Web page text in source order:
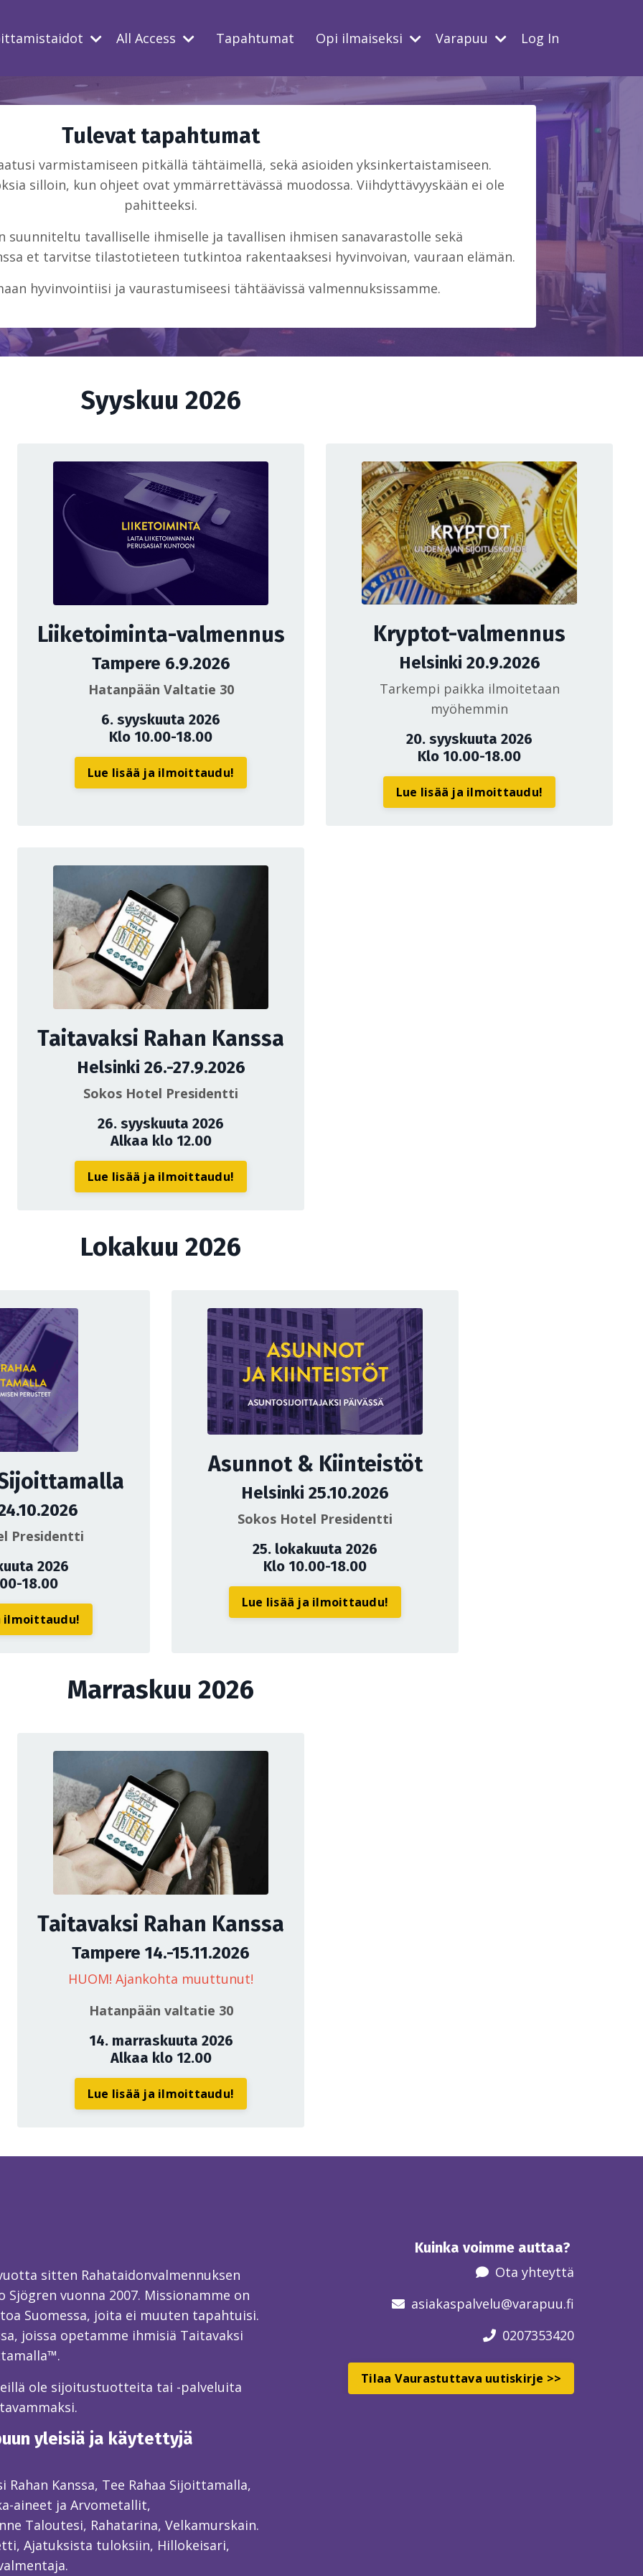
All Access Tapahtumat Opi ilmaiseksi Varapuu Log In
Tulevat tapahtumat
varmistamiseen pitkällä tähtäimellä, sekä asioiden yksinkertaistamiseen.
silloin, kun ohjeet ovat ymmärrettävässä muodossa. Viihdyttävyyskään ei ole
pahitteeksi.
suunniteltu tavalliselle ihmiselle ja tavallisen ihmisen sanavarastolle sekä
et tarvitse tilastotieteen tutkintoa rakentaaksesi hyvinvoivan, vauraan elämän.
hyvinvointiisi ja vaurastumiseesi tähtäävissä valmennuksissamme.
Syyskuu 2026
Liiketoiminta-valmennus
Tampere 6.9.2026
Hatanpään Valtatie 30
6. syyskuuta 2026
Klo 10.00-18.00
Lue lisää ja ilmoittaudu!
Kryptot-valmennus
Helsinki 20.9.2026
Tarkempi paikka ilmoitetaan
myöhemmin
20. syyskuuta 2026
Klo 10.00-18.00
Lue lisää ja ilmoittaudu!
Taitavaksi Rahan Kanssa
Helsinki 26.-27.9.2026
Sokos Hotel Presidentti
26. syyskuuta 2026
Alkaa klo 12.00
Lue lisää ja ilmoittaudu!
Lokakuu 2026
Presidentti
2026
18.00
ilmoittaudu!
Asunnot & Kiinteistöt
Helsinki 25.10.2026
Sokos Hotel Presidentti
25. lokakuuta 2026
Klo 10.00-18.00
Lue lisää ja ilmoittaudu!
Marraskuu 2026
Taitavaksi Rahan Kanssa
Tampere 14.-15.11.2026
HUOM! Ajankohta muuttunut!
Hatanpään valtatie 30
14. marraskuuta 2026
Alkaa klo 12.00
Lue lisää ja ilmoittaudu!
sitten Rahataidonvalmennuksen
vuonna 2007. Missionamme on
Suomessa, joita ei muuten tapahtuisi.
joissa opetamme ihmisiä Taitavaksi
ole sijoitustuotteita tai -palveluita
yleisiä ja käytettyjä
Kanssa, Tee Rahaa Sijoittamalla,
aineet ja Arvometallit,
Taloutesi, Rahatarina, Velkamurskain.
Ajatuksista tuloksiin, Hillokeisari,
Kuinka voimme auttaa?
Ota yhteyttä
asiakaspalvelu@varapuu.fi
0207353420
Tilaa Vaurastuttava uutiskirje >>